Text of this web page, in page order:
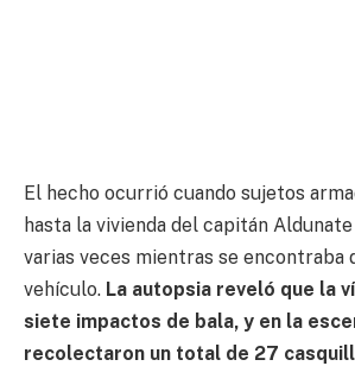
El hecho ocurrió cuando sujetos
hasta la vivienda del capitán
varias veces mientras se encontraba
vehículo. La autopsia reveló que la
siete impactos de bala, y en la
recolectaron un total de 27